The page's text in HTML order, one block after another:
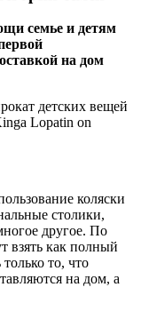
семье и детям
на дом
коляски
столики,
другое. По
взять как полный
то, что
на дом, а